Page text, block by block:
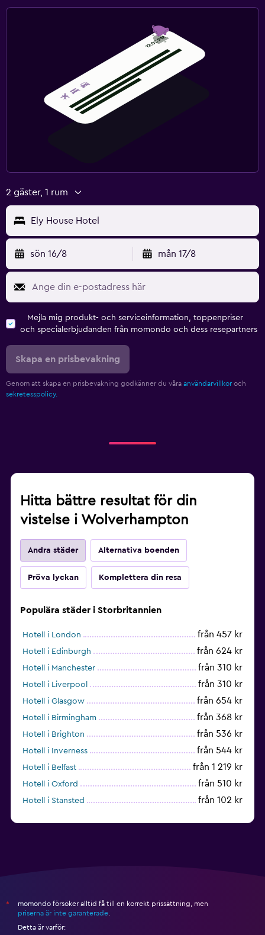
2 gäster, 1 rum
Ely House Hotel
sön 16/8 mån 17/8
Mejla mig produkt- och serviceinformation, toppenpriser
och specialerbjudanden från momondo och dess resepartners
Skapa en prisbevakning
Genom att skapa en prisbevakning godkänner du våra användarvillkor och
sekretesspolicy.
Hitta bättre resultat för din
vistelse i Wolverhampton
Andra städer Alternativa boenden
Pröva lyckan Komplettera din resa
Populära städer i Storbritannien
Hotell i London från 457 kr
Hotell i Edinburgh från 624 kr
Hotell i Manchester från 310 kr
Hotell i Liverpool från 310 kr
Hotell i Glasgow från 654 kr
Hotell i Birmingham från 368 kr
Hotell i Brighton från 536 kr
Hotell i Inverness från 544 kr
Hotell i Belfast från 1 219 kr
Hotell i Oxford från 510 kr
Hotell i Stansted från 102 kr
*
momondo försöker alltid få till en korrekt prissättning, men
priserna är inte garanterade
Detta är varför: